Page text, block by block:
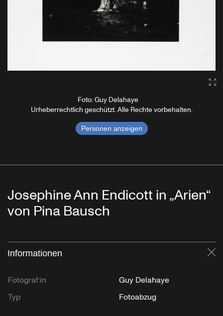
Foto: Guy Delahaye
Urheberrechtlich geschützt. Alle Rechte vorbehalten.
Personen anzeigen
Josephine Ann Endicott in „Arien“
von Pina Bausch
Informationen
Fotograf:in
Guy Delahaye
Typ
Fotoabzug